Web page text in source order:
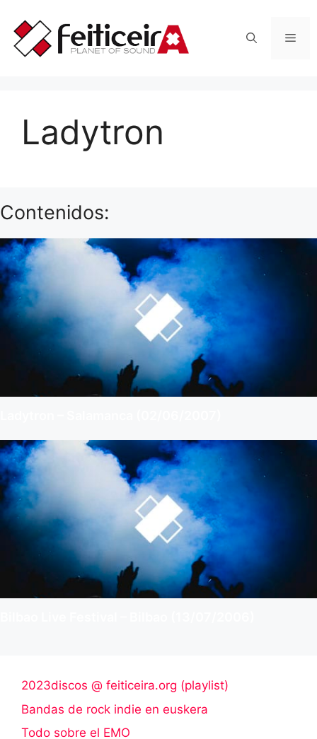
contenido
Ladytron
Contenidos:
2023discos @ feiticeira.org (playlist)
Bandas de rock indie en euskera
Todo sobre el EMO